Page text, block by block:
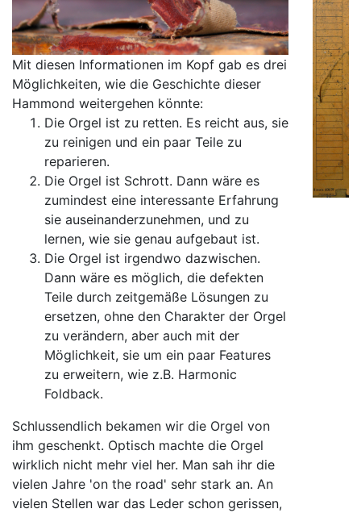
Mit diesen Informationen im Kopf gab es drei
Möglichkeiten, wie die Geschichte dieser
Hammond weitergehen könnte:
Die Orgel ist zu retten. Es reicht aus, sie
zu reinigen und ein paar Teile zu
reparieren.
Die Orgel ist Schrott. Dann wäre es
zumindest eine interessante Erfahrung
sie auseinanderzunehmen, und zu
lernen, wie sie genau aufgebaut ist.
Die Orgel ist irgendwo dazwischen.
Dann wäre es möglich, die defekten
Teile durch zeitgemäße Lösungen zu
ersetzen, ohne den Charakter der Orgel
zu verändern, aber auch mit der
Möglichkeit, sie um ein paar Features
zu erweitern, wie z.B. Harmonic
Foldback.
Schlussendlich bekamen wir die Orgel von
ihm geschenkt. Optisch machte die Orgel
wirklich nicht mehr viel her. Man sah ihr die
vielen Jahre 'on the road' sehr stark an. An
vielen Stellen war das Leder schon gerissen,